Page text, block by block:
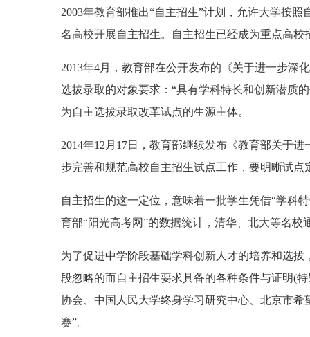
2003年教育部推出“自主招生”计划，允许大学按
名高校开展自主招生。自主招生已经成为重点高
2013年4月，教育部在公开发布的《关于进一步深
选拔录取的对象要求：“具有学科特长和创新潜质
为自主选拔录取改革试点的生源主体。
2014年12月17日，教育部继续发布《教育部关于
步完善和规范高校自主招生试点工作，要明晰试
自主招生的这一定位，意味着一批学生凭借“学科
育部“阳光高考网”的数据统计，清华、北大等名
为了促进中学阶段基础学科创新人才的培养和选
段忽略的而自主招生要求具备的各种条件与证明(
协会、中国人民大学终身学习研究中心、北京市
赛”。